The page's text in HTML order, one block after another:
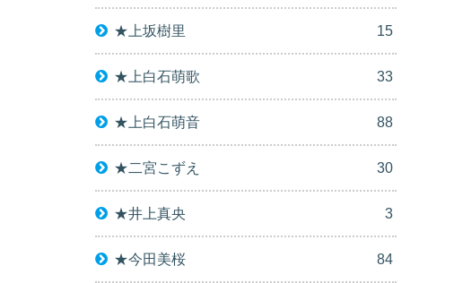
★上坂樹里 15
★上白石萌歌 33
★上白石萌音 88
★二宮こずえ 30
★井上真央 3
★今田美桜 84